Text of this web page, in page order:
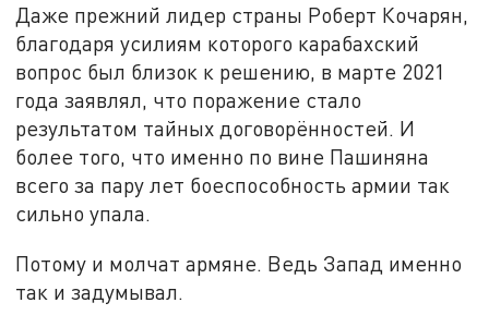
Даже прежний лидер страны Роберт Кочарян,
благодаря усилиям которого карабахский
вопрос был близок к решению, в марте 2021
года заявлял, что поражение стало
результатом тайных договорённостей. И
более того, что именно по вине Пашиняна
всего за пару лет боеспособность армии так
сильно упала.
Потому и молчат армяне. Ведь Запад именно
так и задумывал.